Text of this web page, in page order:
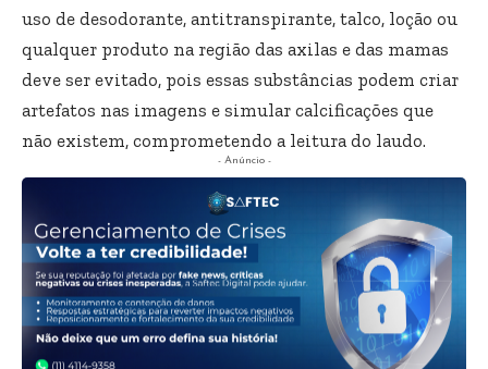
uso de desodorante, antitranspirante, talco, loção ou
qualquer produto na região das axilas e das mamas
deve ser evitado, pois essas substâncias podem criar
artefatos nas imagens e simular calcificações que
não existem, comprometendo a leitura do laudo.
- Anúncio -